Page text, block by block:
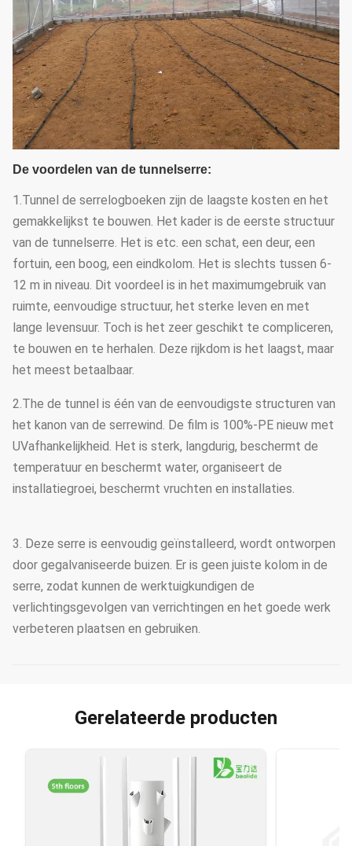
De voordelen van de tunnelserre:
1.Tunnel de serrelogboeken zijn de laagste kosten en het
gemakkelijkst te bouwen. Het kader is de eerste structuur
van de tunnelserre. Het is etc. een schat, een deur, een
fortuin, een boog, een eindkolom. Het is slechts tussen 6-
12 m in niveau. Dit voordeel is in het maximumgebruik van
ruimte, eenvoudige structuur, het sterke leven en met
lange levensuur. Toch is het zeer geschikt te compliceren,
te bouwen en te herhalen. Deze rijkdom is het laagst, maar
het meest betaalbaar.
2.The de tunnel is één van de eenvoudigste structuren van
het kanon van de serrewind. De film is 100%-PE nieuw met
UVafhankelijkheid. Het is sterk, langdurig, beschermt de
temperatuur en beschermt water, organiseert de
installatiegroei, beschermt vruchten en installaties.
3. Deze serre is eenvoudig geïnstalleerd, wordt ontworpen
door gegalvaniseerde buizen. Er is geen juiste kolom in de
serre, zodat kunnen de werktuigkundigen de
verlichtingsgevolgen van verrichtingen en het goede werk
verbeteren plaatsen en gebruiken.
Gerelateerde producten